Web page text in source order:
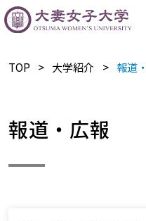
TOP ​大学紹介 報道
報道・広報